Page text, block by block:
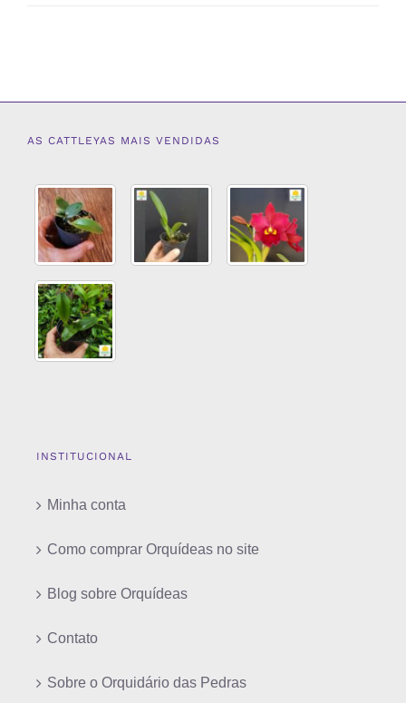
AS CATTLEYAS MAIS VENDIDAS
INSTITUCIONAL
Minha conta
Como comprar Orquídeas no site
Blog sobre Orquídeas
Contato
Sobre o Orquidário das Pedras